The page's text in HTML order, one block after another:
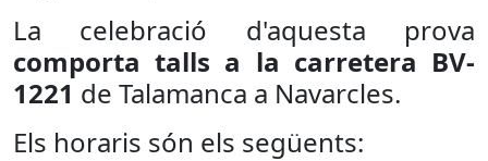
La celebració d'aquesta prova
comporta talls a la carretera BV-
1221 de Talamanca a Navarcles.
Els horaris són els següents: